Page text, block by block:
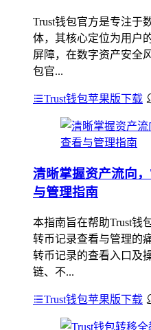
Trust钱包官方是专注于
体，其核心定位为用户
屏障，在数字资产安全
包官...
Trust钱包苹果版下载
清晰掌握资产流向
与管理指南
本指南旨在帮助Trust钱
转币记录查看与管理的
转币记录的查看入口及
链、不...
Trust钱包苹果版下载